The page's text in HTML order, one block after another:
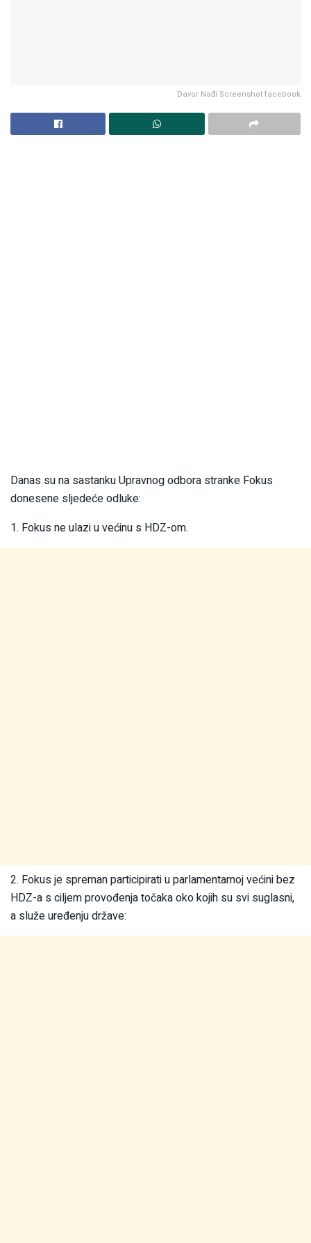
Davor Nađi Screenshot facebook
Danas su na sastanku Upravnog odbora stranke Fokus
donesene sljedeće odluke:
1. Fokus ne ulazi u većinu s HDZ-om.
2. Fokus je spreman participirati u parlamentarnoj većini bez
HDZ-a s ciljem provođenja točaka oko kojih su svi suglasni,
a služe uređenju države: